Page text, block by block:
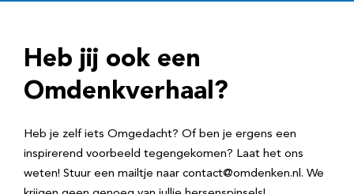
r
e
Heb jij ook een
Omdenkverhaal?
Heb je zelf iets Omgedacht? Of ben je ergens een
inspirerend voorbeeld tegengekomen? Laat het ons
weten! Stuur een mailtje naar contact@omdenken.nl. We